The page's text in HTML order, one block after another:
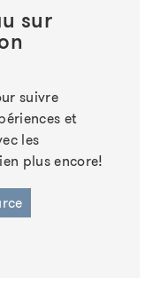
sur
suivre
et
les
plus encore!